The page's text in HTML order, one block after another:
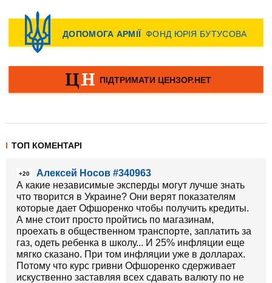
ТОП КОМЕНТАРІ
+20
Алексей Носов #340963
А какие независимые эксперды могут лучше знать
что творится в Украине? Они верят показателям
которые дает Офшоренко чтобы получить кредиты.
А мне стоит просто пройтись по магазинам,
проехать в общественном транспорте, заплатить за
газ, одеть ребенка в школу... И 25% инфляции еще
мягко сказано. При том инфляции уже в долларах.
Потому что курс гривни Офшоренко сдерживает
искуственно заставляя всех сдавать валюту по не